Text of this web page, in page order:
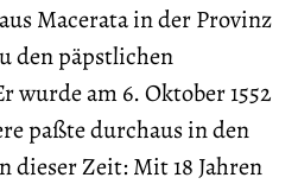
Macerata in der Provinz
den päpstlichen
wurde am 6. Oktober 1552
paßte durchaus in den
dieser Zeit: Mit 18 Jahren